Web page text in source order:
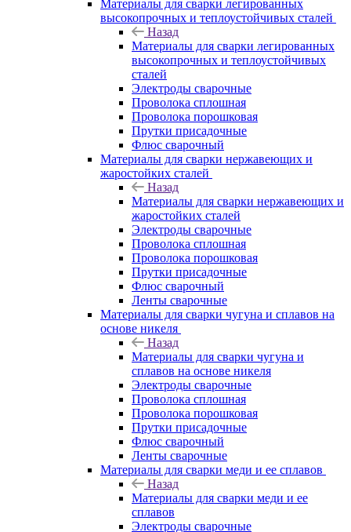
Материалы для сварки легированных
высокопрочных и теплоустойчивых сталей
Назад
Материалы для сварки легированных
высокопрочных и теплоустойчивых
сталей
Электроды сварочные
Проволока сплошная
Проволока порошковая
Прутки присадочные
Флюс сварочный
Материалы для сварки нержавеющих и
жаростойких сталей
Назад
Материалы для сварки нержавеющих и
жаростойких сталей
Электроды сварочные
Проволока сплошная
Проволока порошковая
Прутки присадочные
Флюс сварочный
Ленты сварочные
Материалы для сварки чугуна и сплавов на
основе никеля
Назад
Материалы для сварки чугуна и
сплавов на основе никеля
Электроды сварочные
Проволока сплошная
Проволока порошковая
Прутки присадочные
Флюс сварочный
Ленты сварочные
Материалы для сварки меди и ее сплавов
Назад
Материалы для сварки меди и ее
сплавов
Электроды сварочные